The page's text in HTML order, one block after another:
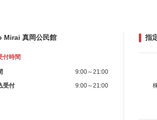
Mirai 真岡公民館
付時間
9:00～21:00
受付
9:00～21:00
指